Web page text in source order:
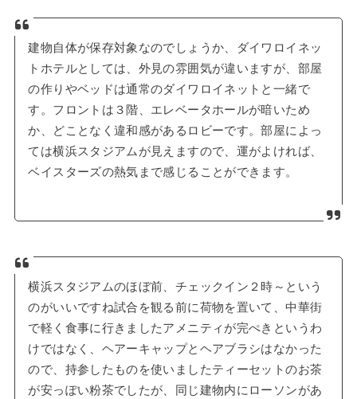
建物自体が保存対象なのでしょうか、ダイワロイネッ
トホテルとしては、外見の雰囲気が違いますが、部屋
の作りやベッドは通常のダイワロイネットと一緒で
す。フロントは３階、エレベータホールが暗いため
か、どことなく違和感があるロビーです。部屋によっ
ては横浜スタジアムが見えますので、運がよければ、
ベイスターズの熱気まで感じることができます。
横浜スタジアムのほぼ前、チェックイン２時～という
のがいいですね試合を観る前に荷物を置いて、中華街
で軽く食事に行きましたアメニティが完ぺきというわ
けではなく、ヘアーキャップとヘアブラシはなかった
ので、持参したものを使いましたティーセットのお茶
が安っぽい粉茶でしたが、同じ建物内にローソンがあ